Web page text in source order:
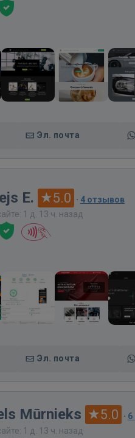
Эл. почта
E. 5.0 · 4 отзывов
1 д. 13 ч. назад
Эл. почта
Mūrnieks 5.0 · 6
1 д. 13 ч. назад